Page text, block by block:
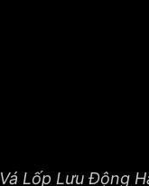
Vá Lốp Lưu Động